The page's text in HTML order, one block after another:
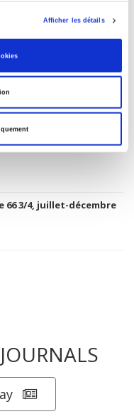
Afficher les détails
15-1, janvier-mars
66 3/4, juillet-décembre